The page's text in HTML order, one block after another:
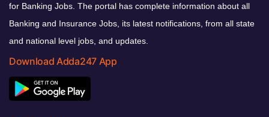
for Banking Jobs. The portal has complete information about all
Banking and Insurance Jobs, its latest notifications, from all state
and national level jobs, and updates.
Download Adda247 App